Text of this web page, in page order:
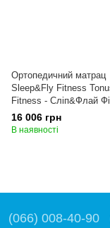
Ортопедичний матрац
Sleep&Fly Fitness
Fitness - Сліп&Флай
Тонус Фітнес 70x190
16 006 грн
В наявності
(066) 008-40-90